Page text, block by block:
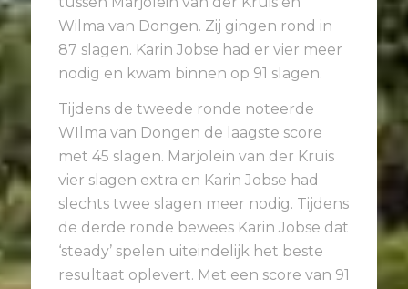
Wilma van Dongen. Zij gingen rond in
87 slagen. Karin Jobse had er vier meer
nodig en kwam binnen op 91 slagen.
Tijdens de tweede ronde noteerde
WIlma van Dongen de laagste score
met 45 slagen. Marjolein van der Kruis
vier slagen extra en Karin Jobse had
slechts twee slagen meer nodig. Tijdens
de derde ronde bewees Karin Jobse dat
‘steady’ spelen uiteindelijk het beste
resultaat oplevert. Met een score van 91